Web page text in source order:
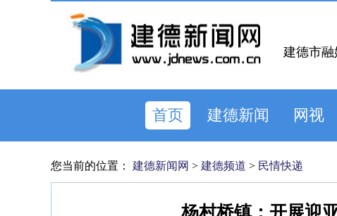
建德市
首页 建德新闻 网视
您当前的位置： 建德新闻网 > 建德频道 > 民情快递
杨村桥镇：开展迎